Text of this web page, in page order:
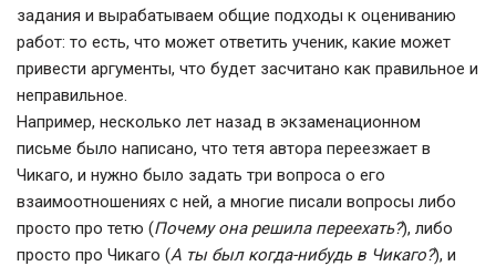
задания и вырабатываем общие подходы к оцениванию
работ: то есть, что может ответить ученик, какие может
привести аргументы, что будет засчитано как правильное и
неправильное.
Например, несколько лет назад в экзаменационном
письме было написано, что тетя автора переезжает в
Чикаго, и нужно было задать три вопроса о его
взаимоотношениях с ней, а многие писали вопросы либо
просто про тетю (Почему она решила переехать?), либо
просто про Чикаго (А ты был когда-нибудь в Чикаго?), и